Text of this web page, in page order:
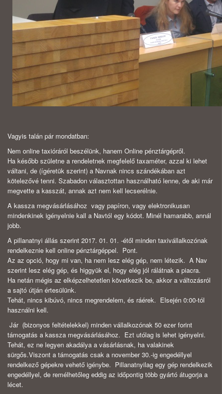
Vagyis talán pár mondatban:
Nem online taxióráról beszélünk, hanem Online pénztárgépről.
Ha később születne a rendeletnek megfelelő taxaméter, azzal ki lehet
váltani, de (ígéretük szerint) a Navnak nincs szándékában azt
kötelezővé tenni. Szabadon választottan használható lenne, de aki már
megvette a kasszát, annak azt nem kell lecserélnie.
A kassza megvásárlásához vagy papíron, vagy elektronikusan
mindenkinek igényelnie kall a Navtól egy kódot. Minél hamarabb, annál
jobb.
A pillanatnyi állás szerint 2017. 01. 01. -étől minden taxivállalkozónak
rendelkeznie kell online pénztárgéppel. Pont.
Az az opció, hogy mi van, ha nem lesz elég gép, nem létezik. A Nav
szerint lesz elég gép, és higgyük el, hogy elég jól rálátnak a piacra.
Ha netán mégis az elképzelhetetlen következik be, akkor a változásról
a sajtó útján értesülünk.
Tehát, nincs kibúvó, nincs megrendelem, és ráérek. Elsején 0:00-tól
használni kell.
Jár (bizonyos feltételekkel) minden vállalkozónak 50 ezer forint
támogatás a kassza megvásárlásához. Ezt utólag is lehet igényelni.
Tehát, ez ne legyen akadálya a vásárlásnak, ha valakinek
sürgős.Viszont a támogatás csak a november 30.-ig engedéllyel
rendelkező gépekre vehető igénybe. Pillanatnyilag egy gép rendelkezik
engedéllyel, de remélhetőleg eddig az időpontig több gyártó átugorja a
lécet.